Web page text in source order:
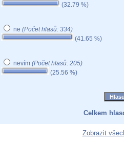
(32.79 %)
ne (Počet hlasů: 334)
(41.65 %)
nevím (Počet hlasů: 205)
(25.56 %)
Celkem
Zobrazit